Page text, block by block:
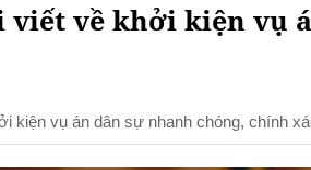
viết về khởi kiện vụ
kiện vụ án dân sự nhanh chóng, chính